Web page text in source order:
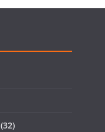
(32)